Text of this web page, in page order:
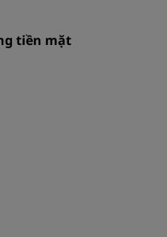
tiền mặt